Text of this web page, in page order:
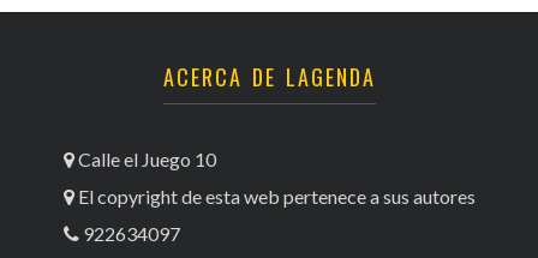
ACERCA DE LAGENDA
Calle el Juego 10
El copyright de esta web pertenece a sus autores
922634097